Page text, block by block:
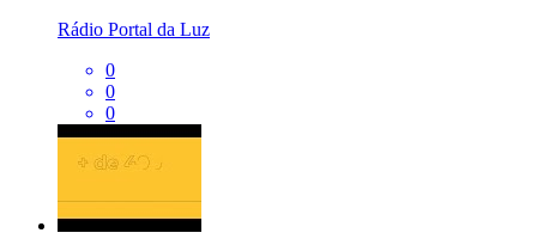
Rádio Portal da Luz
0
0
0